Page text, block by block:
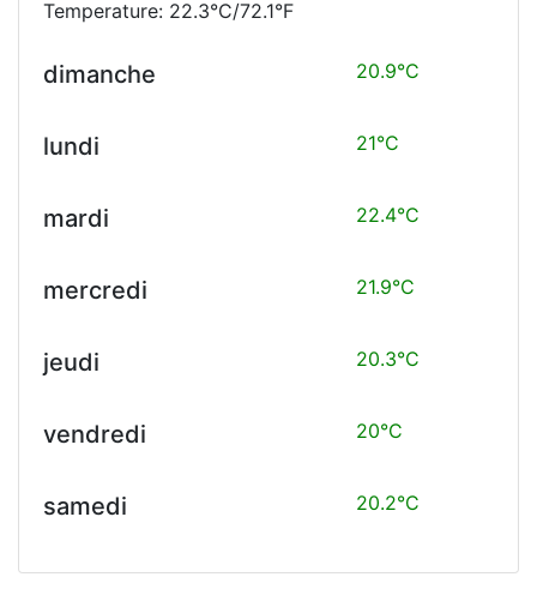
Temperature: 22.3°C/72.1°F
dimanche 20.9°C
lundi 21°C
mardi 22.4°C
mercredi 21.9°C
jeudi 20.3°C
vendredi 20°C
samedi 20.2°C